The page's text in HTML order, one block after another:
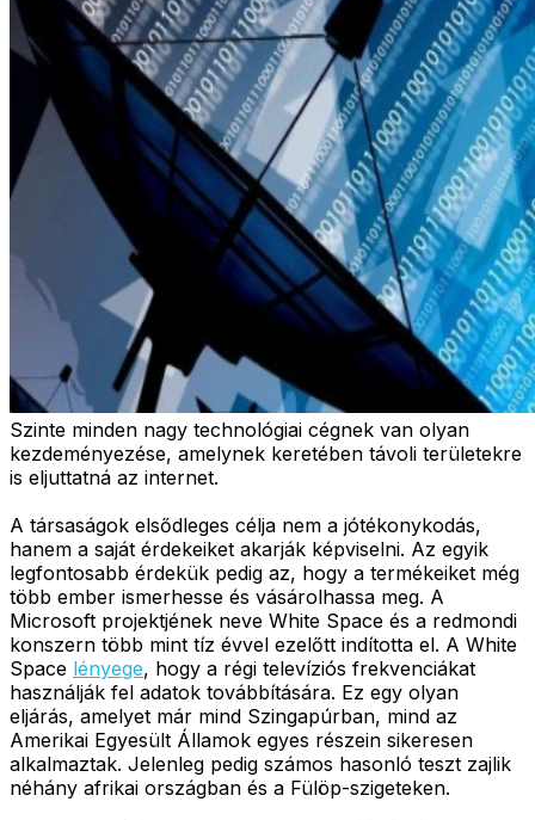
Szinte minden nagy technológiai cégnek van olyan
kezdeményezése, amelynek keretében távoli területekre
is eljuttatná az internet.
A társaságok elsődleges célja nem a jótékonykodás,
hanem a saját érdekeiket akarják képviselni. Az egyik
legfontosabb érdekük pedig az, hogy a termékeiket még
több ember ismerhesse és vásárolhassa meg. A
Microsoft projektjének neve White Space és a redmondi
konszern több mint tíz évvel ezelőtt indította el. A White
Space lényege, hogy a régi televíziós frekvenciákat
használják fel adatok továbbítására. Ez egy olyan
eljárás, amelyet már mind Szingapúrban, mind az
Amerikai Egyesült Államok egyes részein sikeresen
alkalmaztak. Jelenleg pedig számos hasonló teszt zajlik
néhány afrikai országban és a Fülöp-szigeteken.